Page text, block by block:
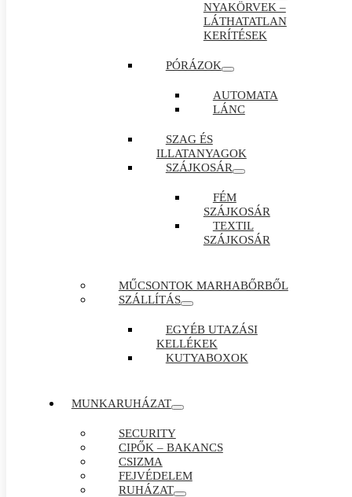
NYAKÖRVEK –
LÁTHATATLAN
KERÍTÉSEK
PÓRÁZOK
AUTOMATA
LÁNC
SZAG ÉS
ILLATANYAGOK
SZÁJKOSÁR
FÉM
SZÁJKOSÁR
TEXTIL
SZÁJKOSÁR
MŰCSONTOK MARHABŐRBŐL
SZÁLLÍTÁS
EGYÉB UTAZÁSI
KELLÉKEK
KUTYABOXOK
MUNKARUHÁZAT
SECURITY
CIPŐK – BAKANCS
CSIZMA
FEJVÉDELEM
RUHÁZAT